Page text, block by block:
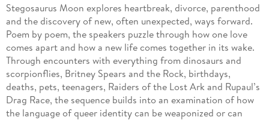
Stegosaurus Moon explores heartbreak, divorce, parenthood
and the discovery of new, often unexpected, ways forward.
Poem by poem, the speakers puzzle through how one love
comes apart and how a new life comes together in its wake.
Through encounters with everything from dinosaurs and
scorpionflies, Britney Spears and the Rock, birthdays,
deaths, pets, teenagers, Raiders of the Lost Ark and Rupaul’s
Drag Race, the sequence builds into an examination of how
the language of queer identity can be weaponized or can